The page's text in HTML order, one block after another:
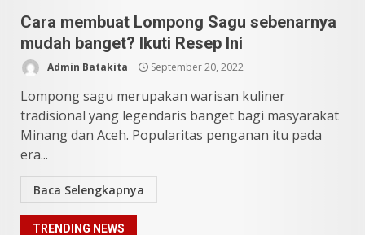
Cara membuat Lompong Sagu sebenarnya
mudah banget? Ikuti Resep Ini
Admin Batakita September 20, 2022
Lompong sagu merupakan warisan kuliner
tradisional yang legendaris banget bagi masyarakat
Minang dan Aceh. Popularitas penganan itu pada
era...
Baca Selengkapnya
TRENDING NEWS
7
1
9 Tempat Istimewa Sumatera
Danau Toba
Juli 31, 2026
2
5 Kuliner Sumatera Utara yang
Unik
Juli 13, 2026